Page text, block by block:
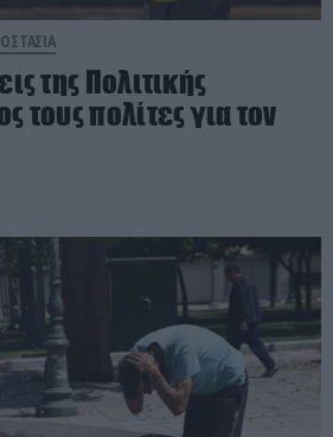
της Πολιτικής
τους πολίτες για τον